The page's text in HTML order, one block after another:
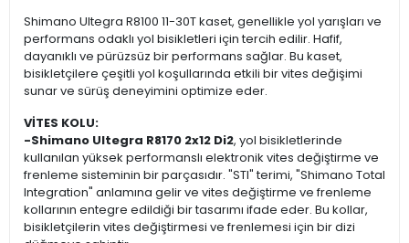
Shimano Ultegra R8100 11-30T kaset, genellikle yol yarışları ve
performans odaklı yol bisikletleri için tercih edilir. Hafif,
dayanıklı ve pürüzsüz bir performans sağlar. Bu kaset,
bisikletçilere çeşitli yol koşullarında etkili bir vites değişimi
sunar ve sürüş deneyimini optimize eder.
VİTES KOLU:
-Shimano Ultegra R8170 2x12 Di2, yol bisikletlerinde
kullanılan yüksek performanslı elektronik vites değiştirme ve
frenleme sisteminin bir parçasıdır. "STI" terimi, "Shimano Total
Integration" anlamına gelir ve vites değiştirme ve frenleme
kollarının entegre edildiği bir tasarımı ifade eder. Bu kollar,
bisikletçilerin vites değiştirmesi ve frenlemesi için bir dizi